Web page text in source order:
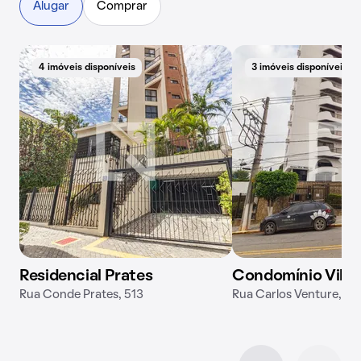
Alugar Comprar
4 imóveis disponíveis
Residencial Prates
Rua Conde Prates, 513
3 imóveis disponíveis
Condomínio Vila
Rua Carlos Venture,